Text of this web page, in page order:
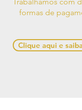
formas de
Clique aqui e